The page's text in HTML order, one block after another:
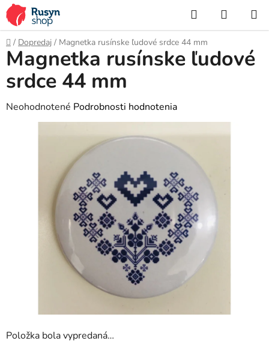
Prejsť
na
obsah
Hľadať
KOŠÍK
Domov
/ Dopredaj / Magnetka rusínske ľudové srdce 44 mm
Položka bola vypredaná…
Magnetka rusínske ľudové
srdce 44 mm
Priemerné
hodnotenie
Neohodnotené Podrobnosti hodnotenia